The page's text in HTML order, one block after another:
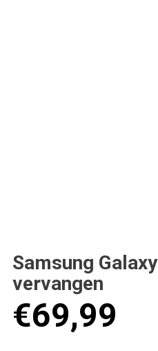
Samsung
vervangen
€69,99